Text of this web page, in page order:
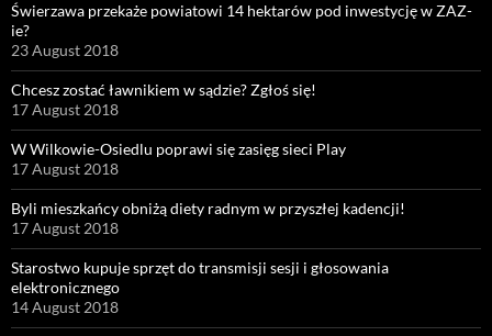
Świerzawa przekaże powiatowi 14 hektarów pod inwestycję w ZAZ-
ie?
23 August 2018
Chcesz zostać ławnikiem w sądzie? Zgłoś się!
17 August 2018
W Wilkowie-Osiedlu poprawi się zasięg sieci Play
17 August 2018
Byli mieszkańcy obniżą diety radnym w przyszłej kadencji!
17 August 2018
Starostwo kupuje sprzęt do transmisji sesji i głosowania
elektronicznego
14 August 2018